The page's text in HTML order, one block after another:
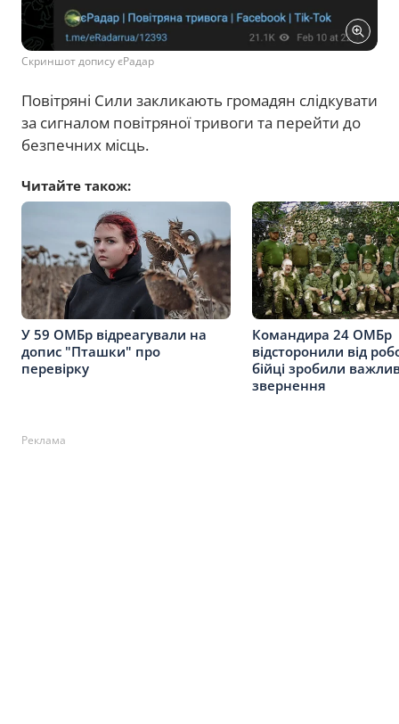
Скриншот допису єРадар
Повітряні Сили закликають громадян слідкувати
за сигналом повітряної тривоги та перейти до
безпечних місць.
Читайте також:
У 59 ОМБр відреагували на
допис "Пташки" про
перевірку
Командира 24 ОМБр
відсторонили від
бійці зробили
звернення
Реклама